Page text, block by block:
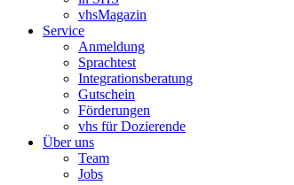
vhsMagazin
Service
Anmeldung
Sprachtest
Integrationsberatung
Gutschein
Förderungen
vhs für Dozierende
Über uns
Team
Jobs